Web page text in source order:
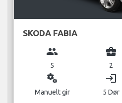
SKODA FABIA
group
5
business_center
2
miscellaneous_services
Manuelt gir
login
5 Dør